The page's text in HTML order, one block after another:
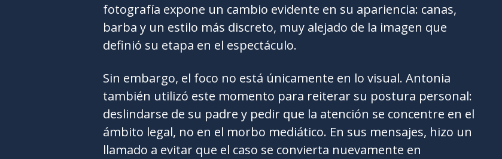
fotografía expone un cambio evidente en su apariencia: canas,
barba y un estilo más discreto, muy alejado de la imagen que
definió su etapa en el espectáculo.
Sin embargo, el foco no está únicamente en lo visual. Antonia
también utilizó este momento para reiterar su postura personal:
deslindarse de su padre y pedir que la atención se concentre en el
ámbito legal, no en el morbo mediático. En sus mensajes, hizo un
llamado a evitar que el caso se convierta nuevamente en